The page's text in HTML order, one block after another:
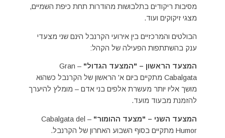
מסיבות ריקודים בתלבושות מהודרות תחת כיפת השמיים,
מצגי זיקוקים ועוד.
הבולטים והמרכזיים בין אירועי הקרנבל הינם שני מצעדי
ענק בהשתתפות הפעילה של הקהל:
המצעד הראשון – "המצעד הגדול"
– Gran
Cabalgata מתקיים ביום א' הראשון של הקרנבל כשהוא
מושך אליו יותר מעשרת אלפים בני אדם – מומלץ להיערך
להזמנת מבעוד מועד.
המצעד השני – "מצעד ההומור"
– Cabalgata del
Humor מתקיים בסוף השבוע האחרון של הקרנבל.